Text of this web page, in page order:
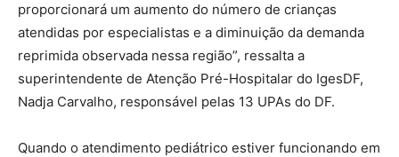
proporcionará um aumento do número de crianças
atendidas por especialistas e a diminuição da demanda
reprimida observada nessa região”, ressalta a
superintendente de Atenção Pré-Hospitalar do IgesDF,
Nadja Carvalho, responsável pelas 13 UPAs do DF.
Quando o atendimento pediátrico estiver funcionando em